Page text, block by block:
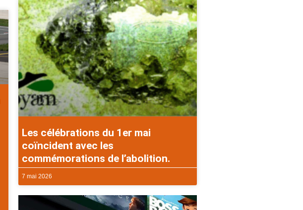
Les célébrations du 1er mai
coïncident avec les
commémorations de l’abolition.
7 mai 2026